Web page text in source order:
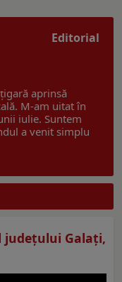
Editorial
aprinsă
M-am uitat în
iulie. Suntem
a venit simplu
judeţului Galaţi,